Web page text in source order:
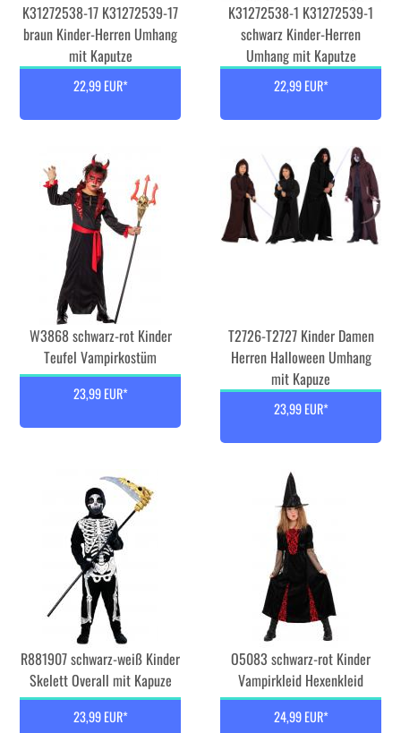
K31272538-17 K31272539-17
braun Kinder-Herren Umhang
mit Kaputze
22,99 EUR*
K31272538-1 K31272539-1
schwarz Kinder-Herren
Umhang mit Kaputze
22,99 EUR*
W3868 schwarz-rot Kinder
Teufel Vampirkostüm
23,99 EUR*
T2726-T2727 Kinder Damen
Herren Halloween Umhang
mit Kapuze
23,99 EUR*
R881907 schwarz-weiß Kinder
Skelett Overall mit Kapuze
23,99 EUR*
O5083 schwarz-rot Kinder
Vampirkleid Hexenkleid
24,99 EUR*